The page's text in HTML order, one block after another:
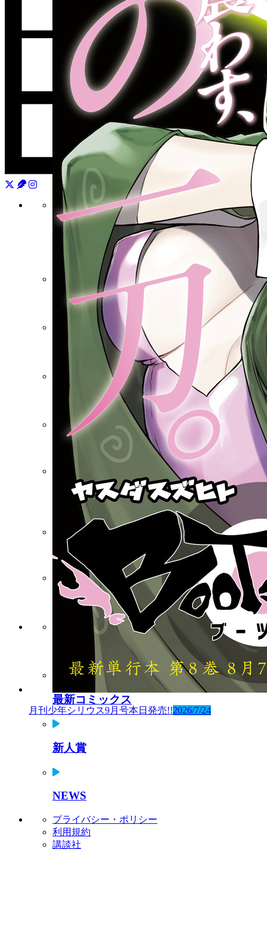
月刊少年シリウス9月号本日発売!!2026/7/24
月刊少年シリウス
連載中作品一覧
バックナンバー
水曜日のシリウス
マガポケ
コミックDAYS
Palcy
ビブリオシリウス
連載中作品一覧
ARTEMIS by sirius
Twiシリ
作品一覧と試し読み
最新コミックス
新人賞
NEWS
プライバシー・ポリシー
利用規約
講談社